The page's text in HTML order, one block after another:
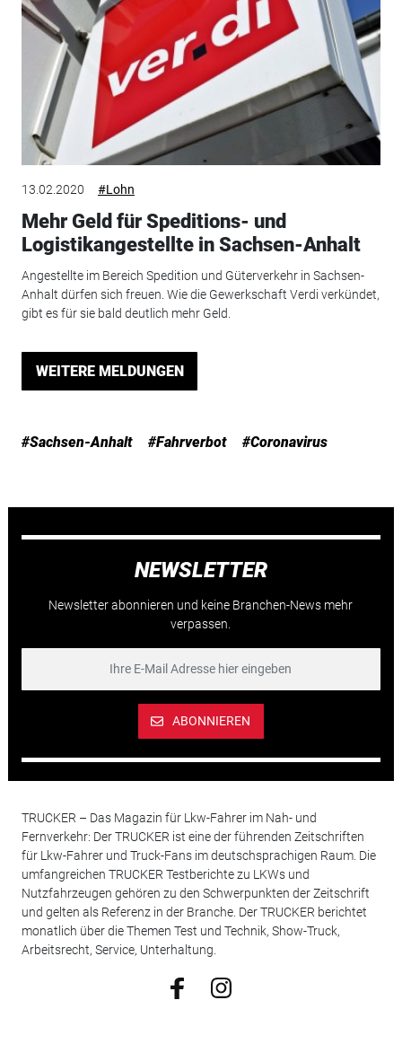
13.02.2020 #Lohn
Mehr Geld für Speditions- und
Logistikangestellte in Sachsen-Anhalt
Angestellte im Bereich Spedition und Güterverkehr in Sachsen-
Anhalt dürfen sich freuen. Wie die Gewerkschaft Verdi verkündet,
gibt es für sie bald deutlich mehr Geld.
WEITERE MELDUNGEN
#Sachsen-Anhalt #Fahrverbot #Coronavirus
NEWSLETTER
Newsletter abonnieren und keine Branchen-News mehr
verpassen.
ABONNIEREN
TRUCKER – Das Magazin für Lkw-Fahrer im Nah- und
Fernverkehr: Der TRUCKER ist eine der führenden Zeitschriften
für Lkw-Fahrer und Truck-Fans im deutschsprachigen Raum. Die
umfangreichen TRUCKER Testberichte zu LKWs und
Nutzfahrzeugen gehören zu den Schwerpunkten der Zeitschrift
und gelten als Referenz in der Branche. Der TRUCKER berichtet
monatlich über die Themen Test und Technik, Show-Truck,
Arbeitsrecht, Service, Unterhaltung.